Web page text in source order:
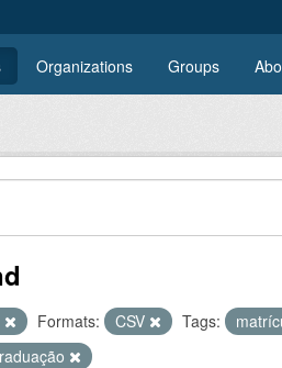
Organizations Groups
Formats: CSV Tags: